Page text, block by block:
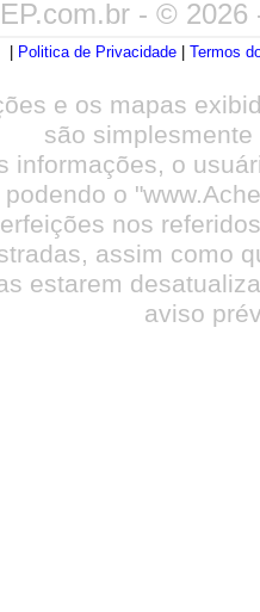
- © 2026
Politica de Privacidade Termos
e os mapas
são
informações, o
o
nos
assim como
estarem
aviso